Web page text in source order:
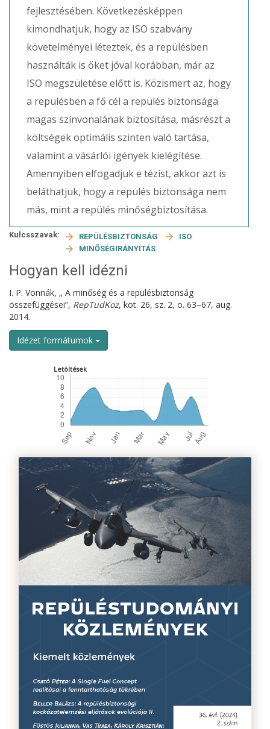
fejlesztésében. Következésképpen
kimondhatjuk, hogy az ISO szabvány
követelményei léteztek, és a repülésben
használták is őket jóval korábban, már az
ISO megszületése előtt is. Közismert az, hogy
a repülésben a fő cél a repülés biztonsága
magas színvonalának biztosítása, másrészt a
költségek optimális szinten való tartása,
valamint a vásárlói igények kielégítése.
Amennyiben elfogadjuk e tézist, akkor azt is
beláthatjuk, hogy a repülés biztonsága nem
más, mint a repülés minőségbiztosítása.
Kulcsszavak: REPÜLÉSBIZTONSÁG
ISO
MINŐSÉGIRÁNYÍTÁS
Hogyan kell idézni
I. P. Vonnák, „ A minőség és a repülésbiztonság
összefüggései”, RepTudKoz, köt. 26, sz. 2, o. 63–67, aug.
2014.
Idézet formátumok
Letöltések